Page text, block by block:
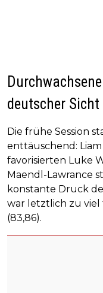
deutscher Sicht
Die frühe Session
enttäuschend:
favorisierten Luke
Maendl-Lawrance
konstante Druck
war letztlich zu
(83,86).